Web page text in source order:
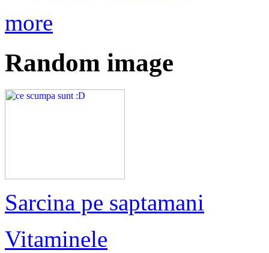
more
Random image
Sarcina pe saptamani
Vitaminele